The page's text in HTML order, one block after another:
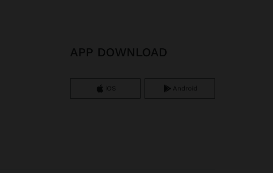
APP DOWNLOAD
iOS Android